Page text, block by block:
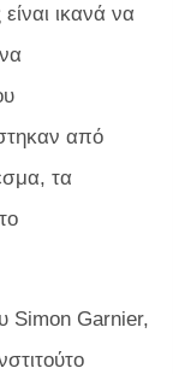
ικανά να
από
τα
Simon Garnier,